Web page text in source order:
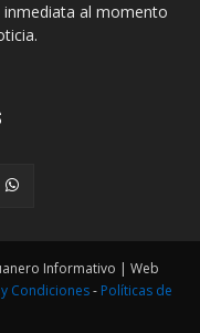
al momento
Informativo | Web
Condiciones- Políticas de